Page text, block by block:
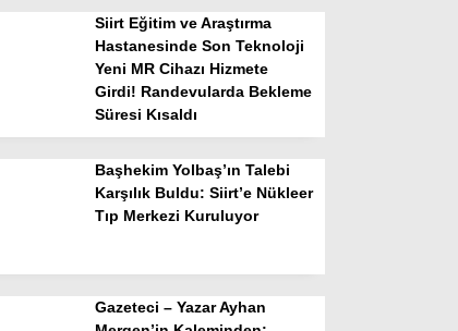
Siirt Eğitim ve Araştırma
Hastanesinde Son Teknoloji
Yeni MR Cihazı Hizmete
Girdi! Randevularda Bekleme
Süresi Kısaldı
Başhekim Yolbaş’ın Talebi
Karşılık Buldu: Siirt’e Nükleer
Tıp Merkezi Kuruluyor
Gazeteci – Yazar Ayhan